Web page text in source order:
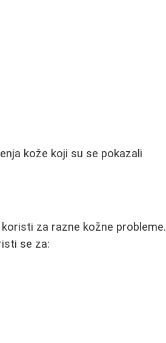
kože koji su se pokazali
za razne kožne probleme.
se za: